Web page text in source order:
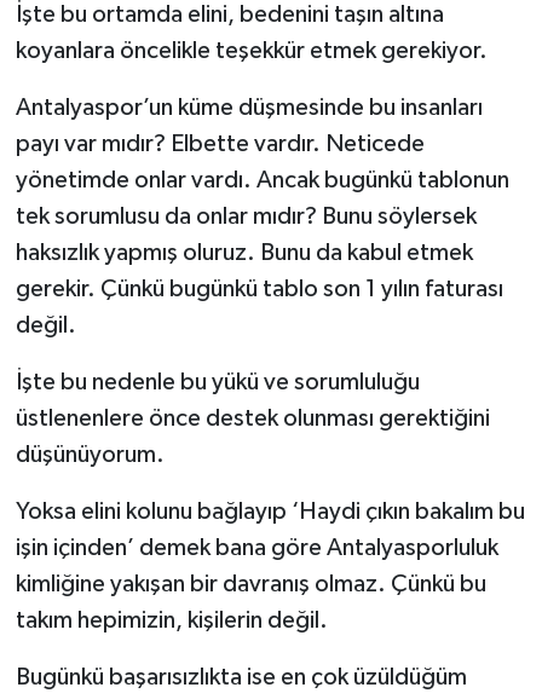
İşte bu ortamda elini, bedenini taşın altına
koyanlara öncelikle teşekkür etmek gerekiyor.
Antalyaspor’un küme düşmesinde bu insanları
payı var mıdır? Elbette vardır. Neticede
yönetimde onlar vardı. Ancak bugünkü tablonun
tek sorumlusu da onlar mıdır? Bunu söylersek
haksızlık yapmış oluruz. Bunu da kabul etmek
gerekir. Çünkü bugünkü tablo son 1 yılın faturası
değil.
İşte bu nedenle bu yükü ve sorumluluğu
üstlenenlere önce destek olunması gerektiğini
düşünüyorum.
Yoksa elini kolunu bağlayıp ‘Haydi çıkın bakalım bu
işin içinden’ demek bana göre Antalyasporluluk
kimliğine yakışan bir davranış olmaz. Çünkü bu
takım hepimizin, kişilerin değil.
Bugünkü başarısızlıkta ise en çok üzüldüğüm